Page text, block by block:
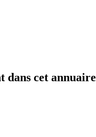
dans cet annuaire